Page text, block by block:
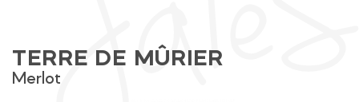
TERRE DE MÛRIER
Merlot